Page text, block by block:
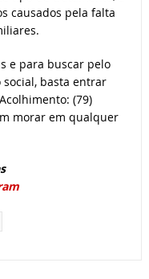
causados pela falta
e para buscar pelo
basta entrar
(79)
morar em qualquer